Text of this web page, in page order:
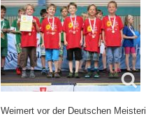
Weimert vor der Deutschen